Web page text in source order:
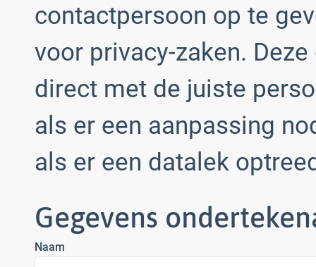
contactpersoon op te
voor privacy-zaken.
direct met de juiste
als er een aanpassing
als er een datalek
Gegevens
Naam